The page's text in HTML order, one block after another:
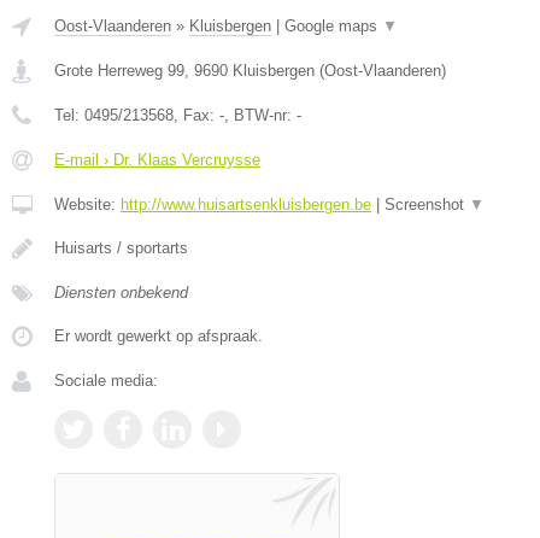
Oost-Vlaanderen » Kluisbergen Google maps ▼
Grote Herreweg 99 9690 Kluisbergen (Oost-Vlaanderen)
Tel: 0495/213568 , Fax: - , BTW-nr: -
E-mail › Dr. Klaas Vercruysse
Website: http://www.huisartsenkluisbergen.be Screenshot ▼
Huisarts / sportarts
Diensten onbekend
Er wordt gewerkt op afspraak.
Sociale media: